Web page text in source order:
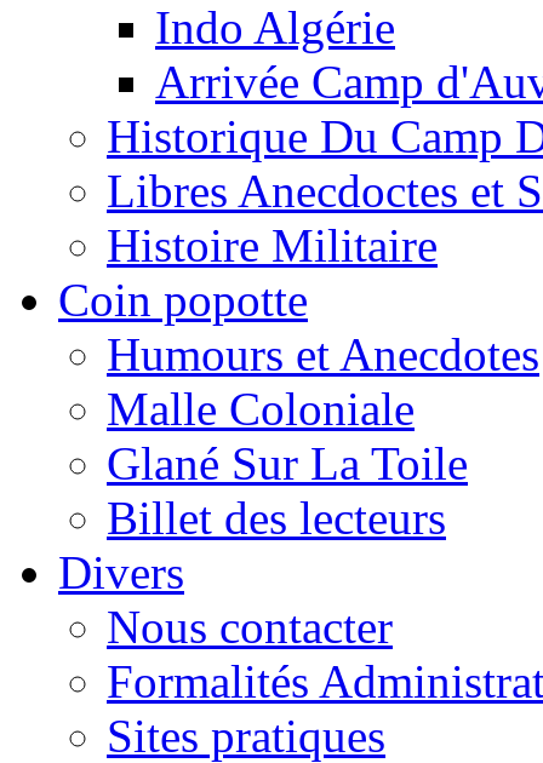
Indo Algérie
Arrivée Camp
Historique Du Camp
Libres Anecdoctes et
Histoire Militaire
Coin popotte
Humours et Anecdotes
Malle Coloniale
Glané Sur La Toile
Billet des lecteurs
Divers
Nous contacter
Formalités
Sites pratiques